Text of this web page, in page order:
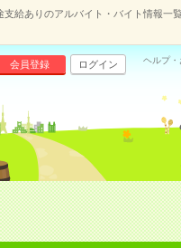
支給ありのアルバイト・バイト情報一
会員登録 ログイン ヘルプ・